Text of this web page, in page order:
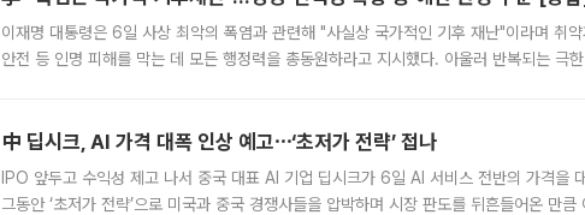
이재명 대통령은 6일 사상 최악의 폭염과 관련해 "사실상 국가적인 기후 재난"이라며 취
안전 등 인명 피해를 막는 데 모든 행정력을 총동원하라고 지시했다. 아울러 반복되는 극
中 딥시크, AI 가격 대폭 인상 예고⋯‘초저가 전략’ 접나
IPO 앞두고 수익성 제고 나서 중국 대표 AI 기업 딥시크가 6일 AI 서비스 전반의 가격을
그동안 ‘초저가 전략’으로 미국과 중국 경쟁사들을 압박하며 시장 판도를 뒤흔들어온 만큼